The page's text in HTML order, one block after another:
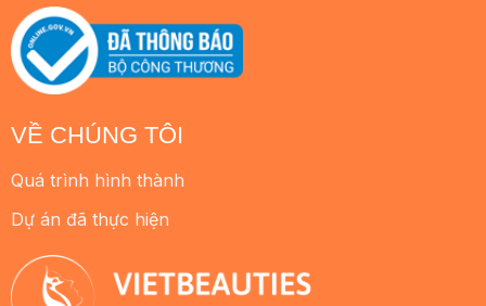
VỀ CHÚNG TÔI
Quá trình hình thành
Dự án đã thực hiện